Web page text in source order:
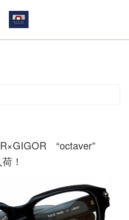
“octaver”
！